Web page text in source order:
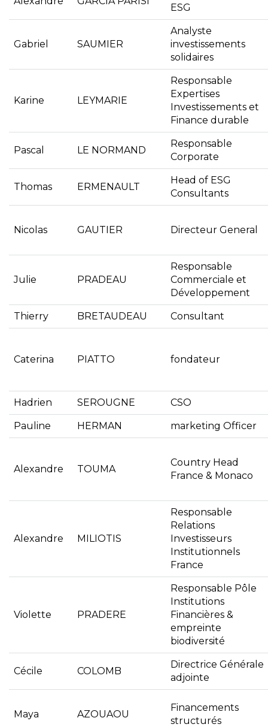
ESG
Gabriel SAUMIER
Analyste
investissements
solidaires
Karine LEYMARIE
Responsable
Expertises
Investissements et
Finance durable
Pascal LE NORMAND
Responsable
Corporate
Thomas ERMENAULT
Head of ESG
Consultants
Nicolas GAUTIER Directeur General
Julie PRADEAU
Responsable
Commerciale et
Développement
Thierry BRETAUDEAU Consultant
Caterina PIATTO fondateur
Hadrien SEROUGNE CSO
Pauline HERMAN marketing Officer
Alexandre TOUMA
Country Head
France & Monaco
Alexandre MILIOTIS
Responsable
Relations
Investisseurs
Institutionnels
France
Violette PRADERE
Responsable Pôle
Institutions
Financières &
empreinte
biodiversité
Cécile COLOMB
Directrice Générale
adjointe
Maya AZOUAOU
Financements
structurés